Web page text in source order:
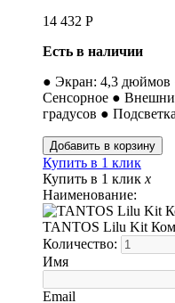
14 432 Р
Есть в наличии
● Экран: 4,3 дюймов
Сенсорное ●
градусов ●
Купить в 1 клик
Купить в 1 клик x
Наименование:
TANTOS Lilu Kit
Количество:
Имя
Email